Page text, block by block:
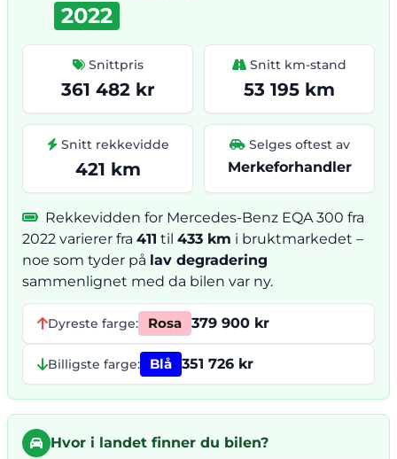
2022
Snittpris
361 482 kr
Snitt km-stand
53 195 km
Snitt rekkevidde
421 km
Selges oftest av
Merkeforhandler
Rekkevidden for Mercedes-Benz EQA 300 fra
2022 varierer fra 411 til 433 km i bruktmarkedet –
noe som tyder på lav degradering
sammenlignet med da bilen var ny.
Dyreste farge: Rosa 379 900 kr
Billigste farge: Blå 351 726 kr
Hvor i landet finner du bilen?